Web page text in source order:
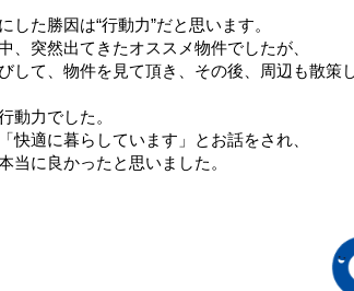
た勝因は“行動力”だと思います。
、突然出てきたオススメ物件でしたが、
して、物件を見て頂き、その後、周辺も散策
動力でした。
快適に暮らしています」とお話をされ、
当に良かったと思いました。